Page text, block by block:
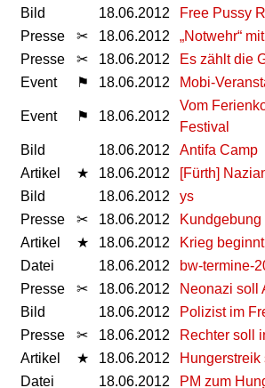
Bild 18.06.2012
Free Pussy
Presse ✂ 18.06.2012
„Notwehr“
Presse ✂ 18.06.2012
Es zählt die
Event ⚑ 18.06.2012 Mobi-
Event ⚑ 18.06.2012
Vom
Festival
Bild 18.06.2012
Antifa Camp
Artikel ★ 18.06.2012
[Fürth]
Bild 18.06.2012
ys
Presse ✂ 18.06.2012
Artikel ★ 18.06.2012
Krieg
Datei 18.06.2012
bw-termine-
Presse ✂ 18.06.2012
Neonazi soll
Bild 18.06.2012
Polizist im
Presse ✂ 18.06.2012
Rechter soll
Artikel ★ 18.06.2012
Hungerstreik
Datei 18.06.2012 PM zum